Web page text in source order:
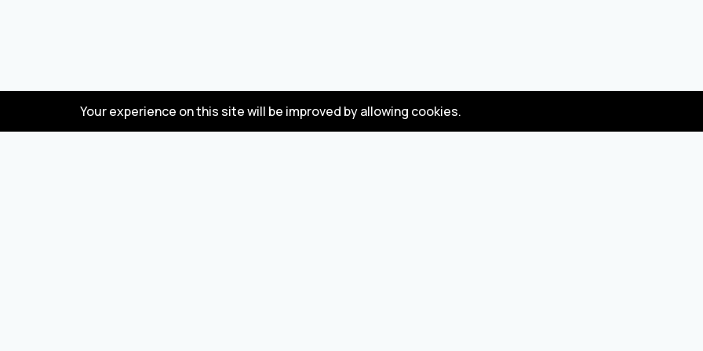
Your experience on this site will be improved by allowing cookies.